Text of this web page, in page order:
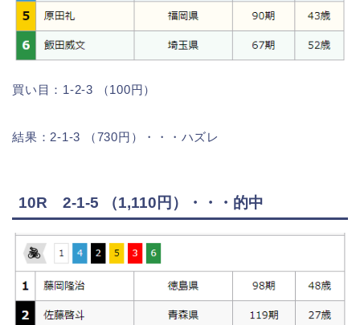
買い目：1-2-3 （100円）
結果：2-1-3 （730円）・・・ハズレ
10R 2-1-5 （1,110円）・・・的中